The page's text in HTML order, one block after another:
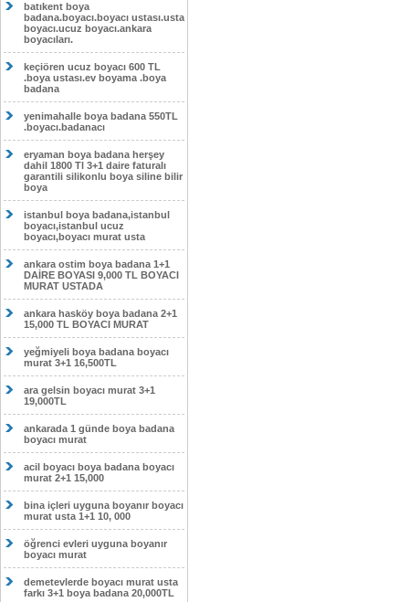
batıkent boya
badana.boyacı.boyacı ustası.usta
boyacı.ucuz boyacı.ankara
boyacıları.
keçiören ucuz boyacı 600 TL
.boya ustası.ev boyama .boya
badana
yenimahalle boya badana 550TL
.boyacı.badanacı
eryaman boya badana herşey
dahil 1800 Tl 3+1 daire faturalı
garantili silikonlu boya siline bilir
boya
istanbul boya badana,istanbul
boyacı,istanbul ucuz
boyacı,boyacı murat usta
ankara ostim boya badana 1+1
DAİRE BOYASI 9,000 TL BOYACI
MURAT USTADA
ankara hasköy boya badana 2+1
15,000 TL BOYACI MURAT
yeğmiyeli boya badana boyacı
murat 3+1 16,500TL
ara gelsin boyacı murat 3+1
19,000TL
ankarada 1 günde boya badana
boyacı murat
acil boyacı boya badana boyacı
murat 2+1 15,000
bina içleri uyguna boyanır boyacı
murat usta 1+1 10, 000
öğrenci evleri uyguna boyanır
boyacı murat
demetevlerde boyacı murat usta
farkı 3+1 boya badana 20,000TL